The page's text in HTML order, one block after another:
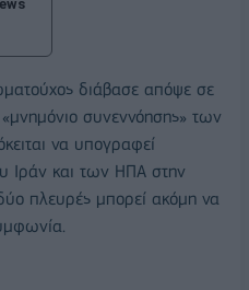
διάβασε απόψε σε
συνεννόησης» των
να υπογραφεί
Ιράν και των ΗΠΑ στην
δύο πλευρές μπορεί ακόμη να